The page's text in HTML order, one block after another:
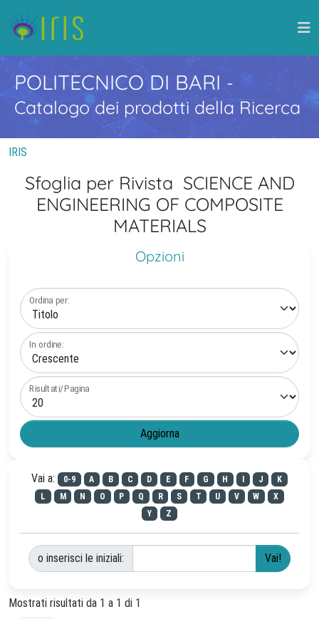
POLITECNICO DI BARI -
Catalogo dei prodotti della Ricerca
IRIS
Sfoglia per Rivista SCIENCE AND
ENGINEERING OF COMPOSITE
MATERIALS
Opzioni
Ordina per:
In ordine:
Risultati/Pagina
Vai a: 0-9 A B C D E F G H J
K
L
M N O P Q R S T U V W
X
Y
Z
o inserisci le iniziali:
Mostrati risultati da 1 a 1 di 1